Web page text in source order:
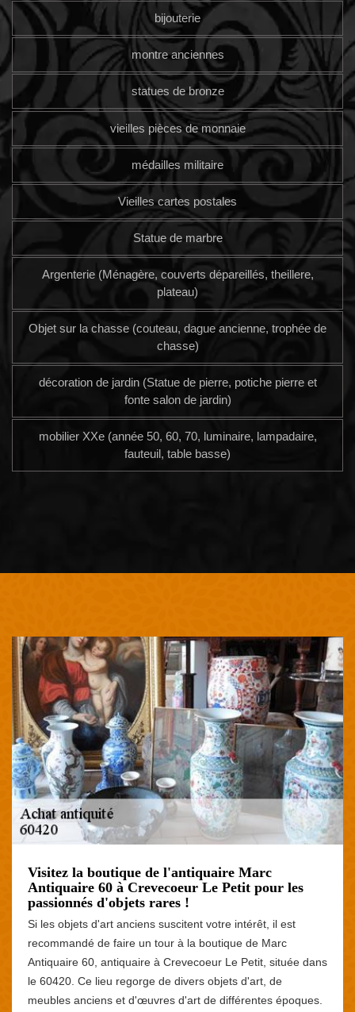
bijouterie
montre anciennes
statues de bronze
vieilles pièces de monnaie
médailles militaire
Vieilles cartes postales
Statue de marbre
Argenterie (Ménagère, couverts dépareillés, theillere,
plateau)
Objet sur la chasse (couteau, dague ancienne, trophée de
chasse)
décoration de jardin (Statue de pierre, potiche pierre et
fonte salon de jardin)
mobilier XXe (année 50, 60, 70, luminaire, lampadaire,
fauteuil, table basse)
Visitez la boutique de l'antiquaire Marc
Antiquaire 60 à Crevecoeur Le Petit pour les
passionnés d'objets rares !
Si les objets d'art anciens suscitent votre intérêt, il est
recommandé de faire un tour à la boutique de Marc
Antiquaire 60, antiquaire à Crevecoeur Le Petit, située dans
le 60420. Ce lieu regorge de divers objets d'art, de
meubles anciens et d'œuvres d'art de différentes époques.